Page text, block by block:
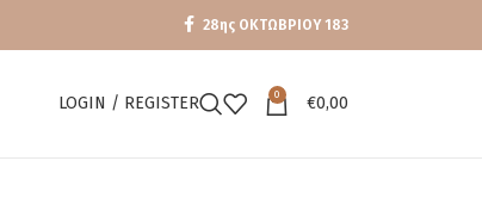
28ης ΟΚΤΩΒΡΙΟΥ 183
LOGIN / REGISTER 0 €0,00